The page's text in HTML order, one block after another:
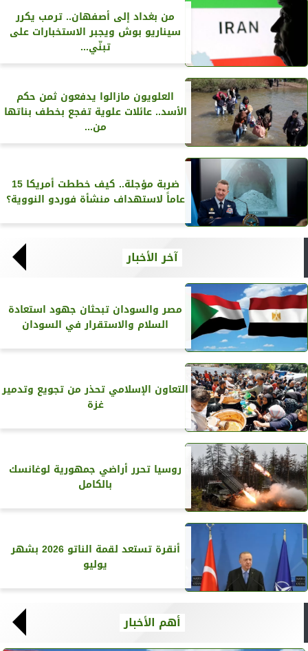
من بغداد إلى أصفهان.. ترمب يكرر
سيناريو بوش ويجبر الاستخبارات على
تبنّي...
العلويون مازالوا يدفعون ثمن حكم
الأسد.. عائلات علوية تفجع بخطف بناتها
من...
ضربة مؤجلة.. كيف خططت أمريكا 15
عاماً لاستهداف منشأة فوردو النووية؟
آخر الأخبار
مصر والسودان تبحثان جهود استعادة
السلام والاستقرار في السودان
التعاون الإسلامي تحذر من تجويع وتدمير
غزة
روسيا تحرر أراضي جمهورية لوغانسك
بالكامل
أنقرة تستعد لقمة الناتو 2026 بشهر
يوليو
أهم الأخبار